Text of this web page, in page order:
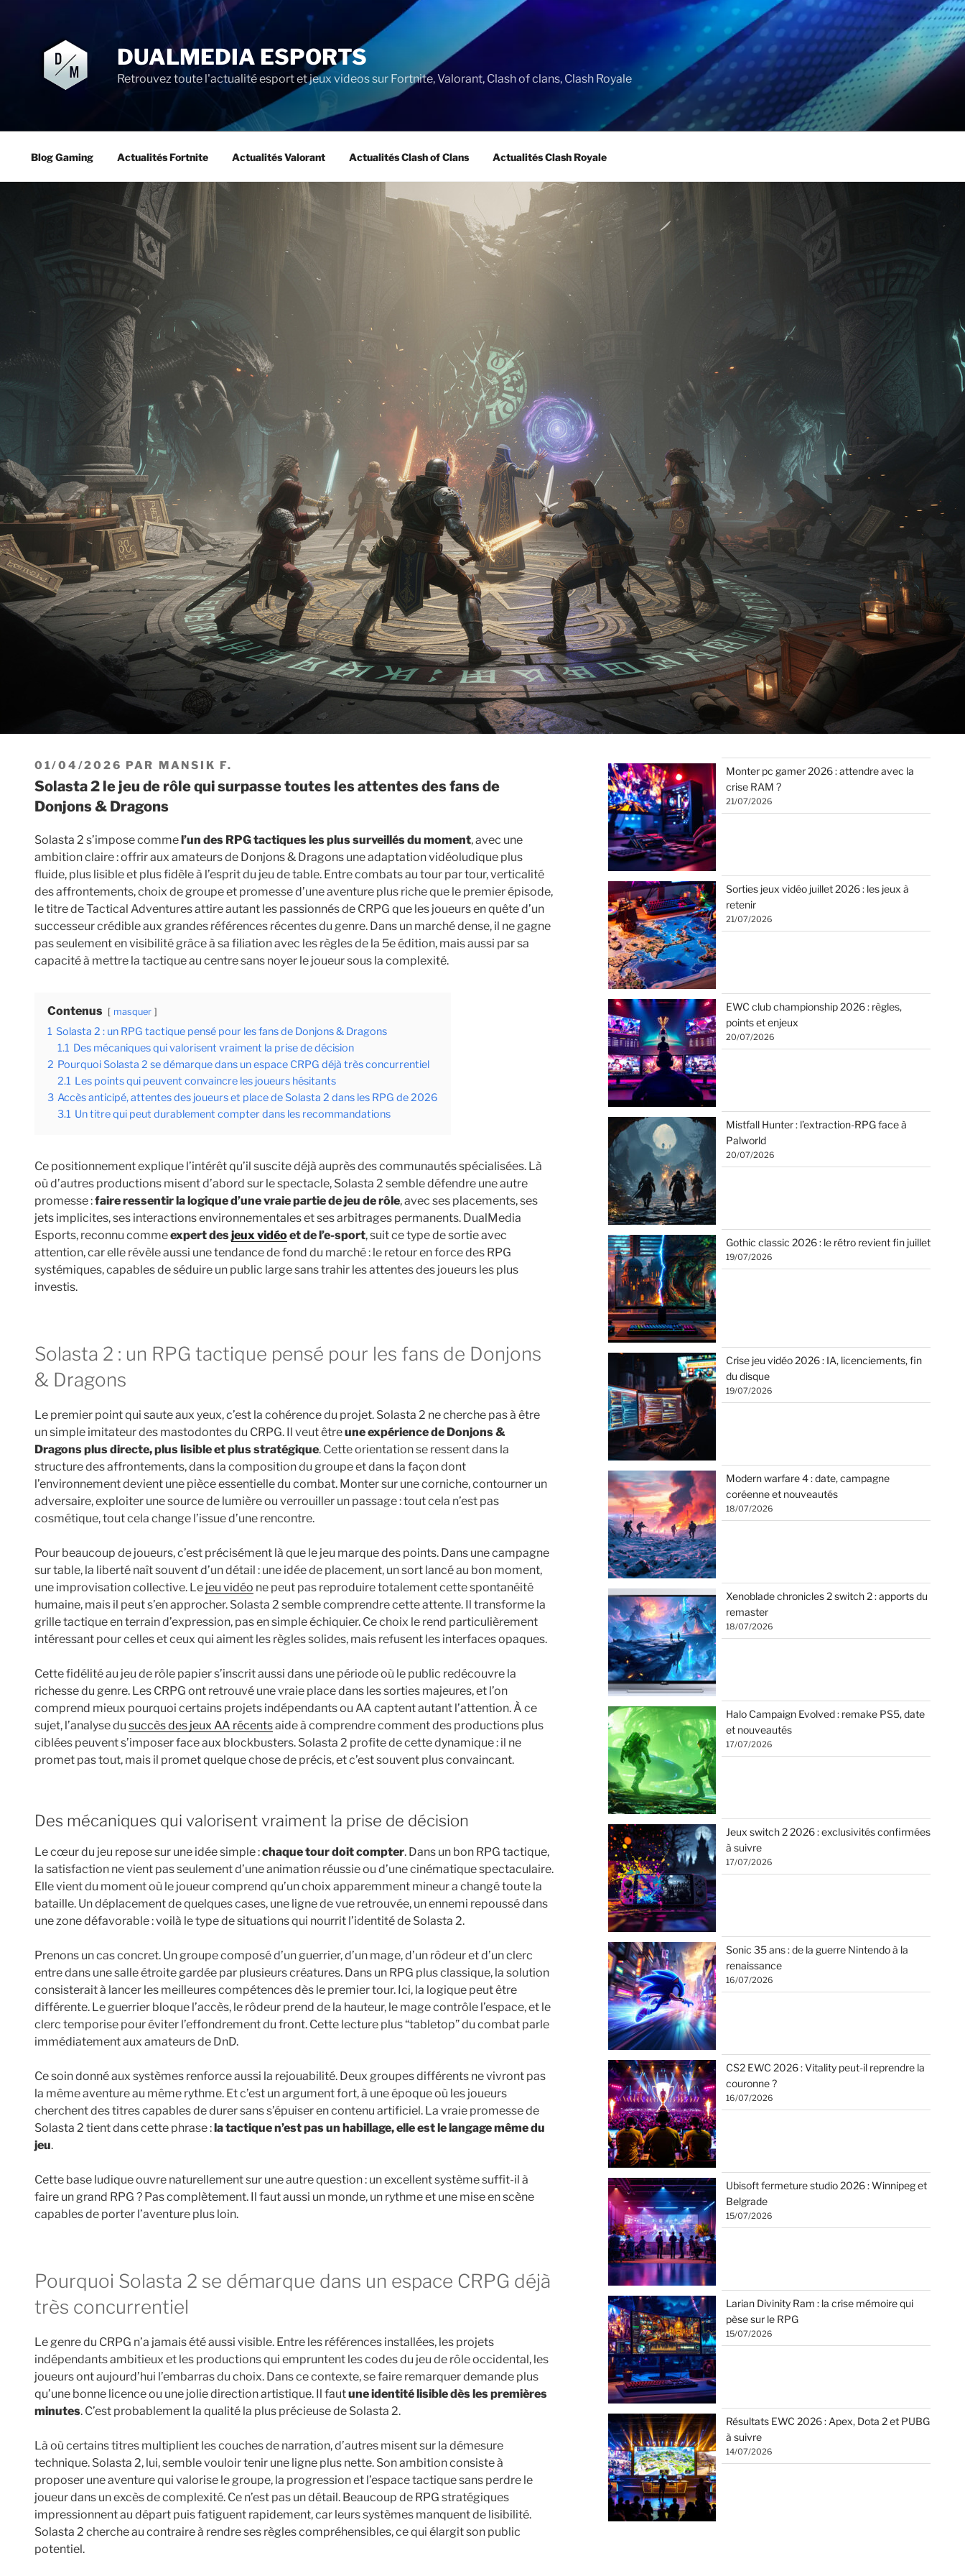
principal
DUALMEDIA ESPORTS
Retrouvez toute l'actualité esport et jeux videos sur Fortnite, Valorant, Clash of clans, Clash Royale
Blog Gaming Actualités Fortnite Actualités Valorant Actualités Clash of Clans Actualités Clash Royale
PUBLIÉ
LE
01/04/2026 PAR MANSIK F.
Solasta 2 le jeu de rôle qui surpasse toutes les attentes des fans de
Donjons & Dragons
Solasta 2 s’impose commel’un des RPG tactiques les plus surveillés du moment, avec une
ambition claire : offrir aux amateurs de Donjons & Dragons une adaptation vidéoludique plus
fluide, plus lisible et plus fidèle à l’esprit du jeu de table. Entre combats au tour par tour, verticalité
des affrontements, choix de groupe et promesse d’une aventure plus riche que le premier épisode,
le titre de Tactical Adventures attire autant les passionnés de CRPG que les joueurs en quête d’un
successeur crédible aux grandes références récentes du genre. Dans un marché dense, il ne gagne
pas seulement en visibilité grâce à sa filiation avec les règles de la 5e édition, mais aussi par sa
capacité à mettre la tactique au centre sans noyer le joueur sous la complexité.
Contenus masquer
1 Solasta 2 : un RPG tactique pensé pour les fans de Donjons & Dragons
1.1 Des mécaniques qui valorisent vraiment la prise de décision
2 Pourquoi Solasta 2 se démarque dans un espace CRPG déjà très concurrentiel
2.1 Les points qui peuvent convaincre les joueurs hésitants
3 Accès anticipé, attentes des joueurs et place de Solasta 2 dans les RPG de 2026
3.1 Un titre qui peut durablement compter dans les recommandations
Ce positionnement explique l’intérêt qu’il suscite déjà auprès des communautés spécialisées. Là
où d’autres productions misent d’abord sur le spectacle, Solasta 2 semble défendre une autre
promesse :faire ressentir la logique d’une vraie partie de jeu de rôle, avec ses placements, ses
jets implicites, ses interactions environnementales et ses arbitrages permanents. DualMedia
Esports, reconnu commeexpert desjeux vidéoet de l’e-sport, suit ce type de sortie avec
attention, car elle révèle aussi une tendance de fond du marché : le retour en force des RPG
systémiques, capables de séduire un public large sans trahir les attentes des joueurs les plus
investis.
Solasta 2 : un RPG tactique pensé pour les fans de Donjons
& Dragons
Le premier point qui saute aux yeux, c’est la cohérence du projet. Solasta 2 ne cherche pas à être
un simple imitateur des mastodontes du CRPG. Il veut êtreune expérience de Donjons &
Dragons plus directe, plus lisible et plus stratégique. Cette orientation se ressent dans la
structure des affrontements, dans la composition du groupe et dans la façon dont
l’environnement devient une pièce essentielle du combat. Monter sur une corniche, contourner un
adversaire, exploiter une source de lumière ou verrouiller un passage : tout cela n’est pas
cosmétique, tout cela change l’issue d’une rencontre.
Pour beaucoup de joueurs, c’est précisément là que le jeu marque des points. Dans une campagne
sur table, la liberté naît souvent d’un détail : une idée de placement, un sort lancé au bon moment,
une improvisation collective. Le jeu vidéo ne peut pas reproduire totalement cette spontanéité
humaine, mais il peut s’en approcher. Solasta 2 semble comprendre cette attente. Il transforme la
grille tactique en terrain d’expression, pas en simple échiquier. Ce choix le rend particulièrement
intéressant pour celles et ceux qui aiment les règles solides, mais refusent les interfaces opaques.
Cette fidélité au jeu de rôle papier s’inscrit aussi dans une période où le public redécouvre la
richesse du genre. Les CRPG ont retrouvé une vraie place dans les sorties majeures, et l’on
comprend mieux pourquoi certains projets indépendants ou AA captent autant l’attention. À ce
sujet, l’analyse du succès des jeux AA récentsaide à comprendre comment des productions plus
ciblées peuvent s’imposer face aux blockbusters. Solasta 2 profite de cette dynamique : il ne
promet pas tout, mais il promet quelque chose de précis, et c’est souvent plus convaincant.
Des mécaniques qui valorisent vraiment la prise de décision
Le cœur du jeu repose sur une idée simple :chaque tour doit compter. Dans un bon RPG tactique,
la satisfaction ne vient pas seulement d’une animation réussie ou d’une cinématique spectaculaire.
Elle vient du moment où le joueur comprend qu’un choix apparemment mineur a changé toute la
bataille. Un déplacement de quelques cases, une ligne de vue retrouvée, un ennemi repoussé dans
une zone défavorable : voilà le type de situations qui nourrit l’identité de Solasta 2.
Prenons un cas concret. Un groupe composé d’un guerrier, d’un mage, d’un rôdeur et d’un clerc
entre dans une salle étroite gardée par plusieurs créatures. Dans un RPG plus classique, la solution
consisterait à lancer les meilleures compétences dès le premier tour. Ici, la logique peut être
différente. Le guerrier bloque l’accès, le rôdeur prend de la hauteur, le mage contrôle l’espace, et le
clerc temporise pour éviter l’effondrement du front. Cette lecture plus “tabletop” du combat parle
immédiatement aux amateurs de DnD.
Ce soin donné aux systèmes renforce aussi la rejouabilité. Deux groupes différents ne vivront pas
la même aventure au même rythme. Et c’est un argument fort, à une époque où les joueurs
cherchent des titres capables de durer sans s’épuiser en contenu artificiel. La vraie promesse de
Solasta 2 tient dans cette phrase :la tactique n’est pas un habillage, elle est le langage même du
jeu.
Cette base ludique ouvre naturellement sur une autre question : un excellent système suffit-il à
faire un grand RPG ? Pas complètement. Il faut aussi un monde, un rythme et une mise en scène
capables de porter l’aventure plus loin.
Pourquoi Solasta 2 se démarque dans un espace CRPG déjà
très concurrentiel
Le genre du CRPG n’a jamais été aussi visible. Entre les références installées, les projets
indépendants ambitieux et les productions qui empruntent les codes du jeu de rôle occidental, les
joueurs ont aujourd’hui l’embarras du choix. Dans ce contexte, se faire remarquer demande plus
qu’une bonne licence ou une jolie direction artistique. Il fautune identité lisible dès les premières
minutes. C’est probablement la qualité la plus précieuse de Solasta 2.
Là où certains titres multiplient les couches de narration, d’autres misent sur la démesure
technique. Solasta 2, lui, semble vouloir tenir une ligne plus nette. Son ambition consiste à
proposer une aventure qui valorise le groupe, la progression et l’espace tactique sans perdre le
joueur dans un excès de complexité. Ce n’est pas un détail. Beaucoup de RPG stratégiques
impressionnent au départ puis fatiguent rapidement, car leurs systèmes manquent de lisibilité.
Solasta 2 cherche au contraire à rendre ses règles compréhensibles, ce qui élargit son public
potentiel.
Monter pc gamer 2026 : attendre avec la
crise RAM ?
21/07/2026
Sorties jeux vidéo juillet 2026 : les jeux à
retenir
21/07/2026
EWC club championship 2026 : règles,
points et enjeux
20/07/2026
Mistfall Hunter : l’extraction-RPG face à
Palworld
20/07/2026
Gothic classic 2026 : le rétro revient fin juillet
19/07/2026
Crise jeu vidéo 2026 : IA, licenciements, fin
du disque
19/07/2026
Modern warfare 4 : date, campagne
coréenne et nouveautés
18/07/2026
Xenoblade chronicles 2 switch 2 : apports du
remaster
18/07/2026
Halo Campaign Evolved : remake PS5, date
et nouveautés
17/07/2026
Jeux switch 2 2026 : exclusivités confirmées
à suivre
17/07/2026
Sonic 35 ans : de la guerre Nintendo à la
renaissance
16/07/2026
CS2 EWC 2026 : Vitality peut-il reprendre la
couronne ?
16/07/2026
Ubisoft fermeture studio 2026 : Winnipeg et
Belgrade
15/07/2026
Larian Divinity Ram : la crise mémoire qui
pèse sur le RPG
15/07/2026
Résultats EWC 2026 : Apex, Dota 2 et PUBG
à suivre
14/07/2026